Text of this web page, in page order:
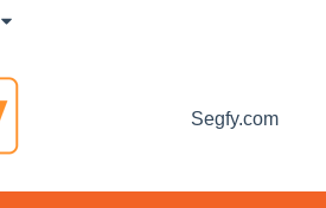
Mostrar submenu para traduções
Segfy.com